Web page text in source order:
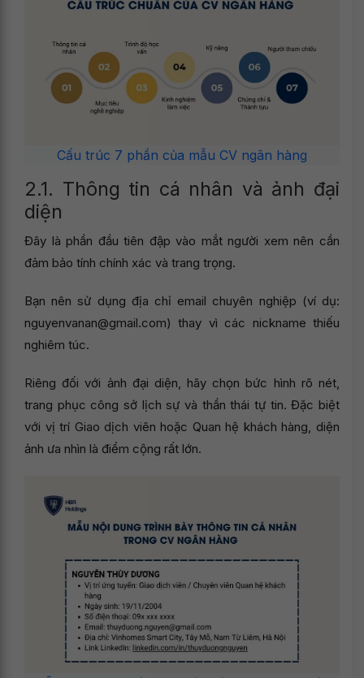
Cấu trúc 7 phần của mẫu CV ngân hàng
2.1. Thông tin cá nhân và ảnh đại
diện
Đây là phần đầu tiên đập vào mắt người xem nên cần
đảm bảo tính chính xác và trang trọng.
Bạn nên sử dụng địa chỉ email chuyên nghiệp (ví dụ:
nguyenvanan@gmail.com) thay vì các nickname thiếu
nghiêm túc.
Riêng đối với ảnh đại diện, hãy chọn bức hình rõ nét,
trang phục công sở lịch sự và thần thái tự tin. Đặc biệt
với vị trí Giao dịch viên hoặc Quan hệ khách hàng, diện
ảnh ưa nhìn là điểm cộng rất lớn.